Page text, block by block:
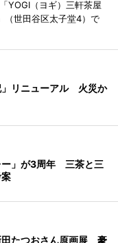
YOGI（ヨギ）三軒茶屋
（世田谷区太子堂4）で
」リニューアル 火災か
ー」が3周年 三茶と三
田たつおさん原画展 豪